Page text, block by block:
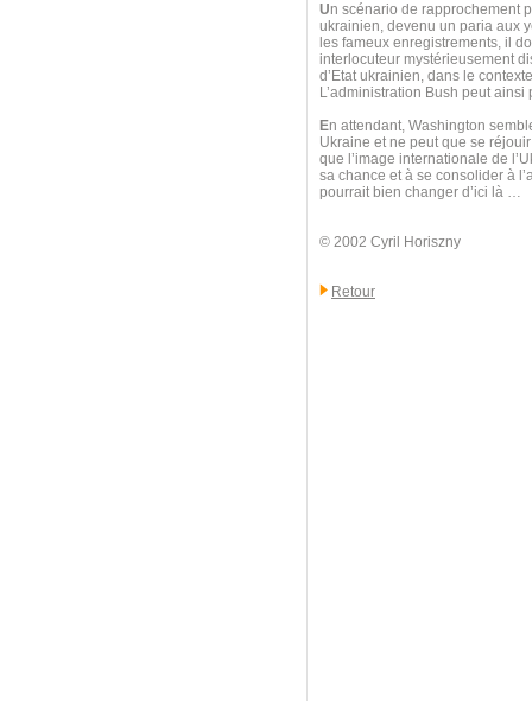
Un scénario de rapprochement
ukrainien, devenu un paria aux
les fameux enregistrements, il
interlocuteur mystérieusement
d’Etat ukrainien, dans le
L’administration Bush peut
En attendant, Washington
Ukraine et ne peut que se
que l’image internationale de
sa chance et à se consolider à
pourrait bien changer d’ici là …
© 2002 Cyril Horiszny
Retour